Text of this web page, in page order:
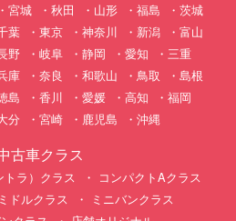
宮城 秋田 山形 福島
茨城
葉 東京 神奈川 新潟
富山
野 岐阜 静岡 愛知
三重
庫 奈良 和歌山 鳥取
島根
島 香川 愛媛 高知
福岡
分 宮崎 鹿児島 沖縄
古車クラス
ラ）クラス
コンパクトAクラス
ミドルクラス
ミニバンクラス